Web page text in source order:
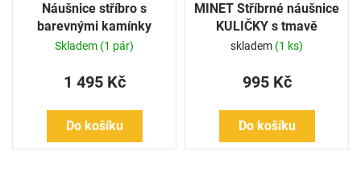
Náušnice stříbro s
barevnými kamínky
Skladem (1 pár)
1 495 Kč
Do košíku
MINET Stříbrné náušnice
KULIČKY s tmavě
modrými opálky 8mm
skladem (1 ks)
995 Kč
Do košíku